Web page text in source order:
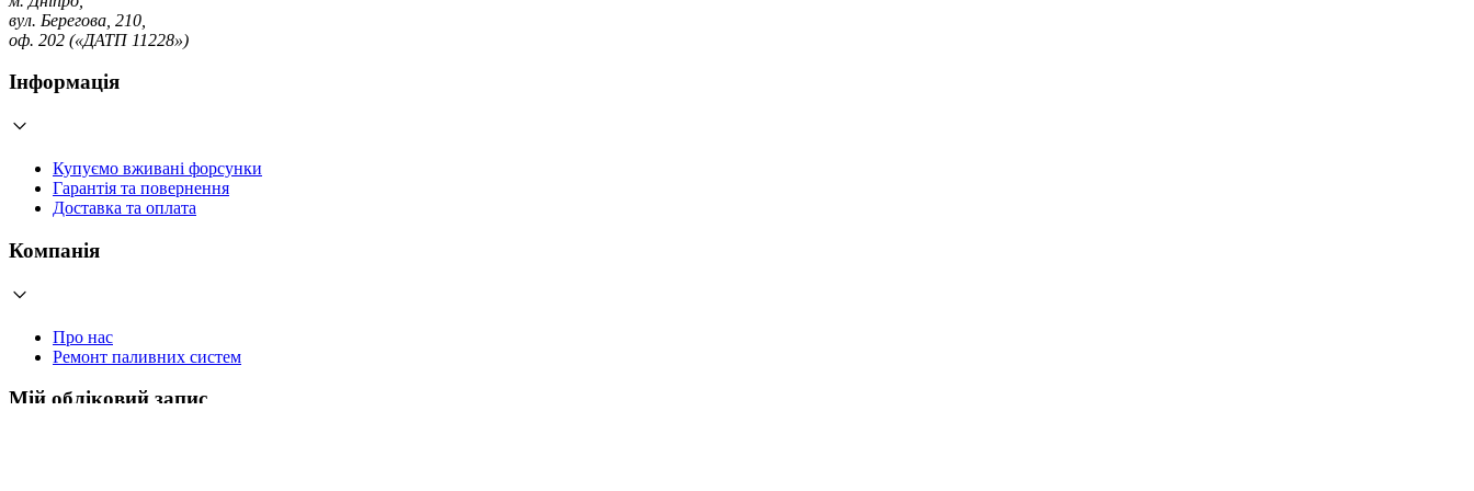
вул. Берегова, 210,
оф. 202 («ДАТП 11228»)
Інформація
Купуємо вживані форсунки
Гарантія та повернення
Доставка та оплата
Компанія
Про нас
Ремонт паливних систем
Мій обліковий запис